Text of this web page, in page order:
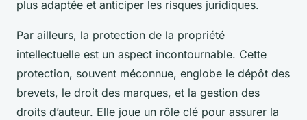
plus adaptée et anticiper les risques juridiques.
Par ailleurs, la protection de la propriété
intellectuelle est un aspect incontournable. Cette
protection, souvent méconnue, englobe le dépôt des
brevets, le droit des marques, et la gestion des
droits d’auteur. Elle joue un rôle clé pour assurer la